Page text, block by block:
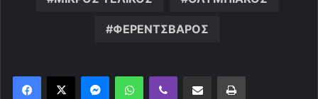
ΦΕΡΕΝΤΣΒΑΡΟΣ
MessengerWhatsAppViber Κοινοποίηση μέσω ηλεκτρονικού ταχυδρομείουΕκτύπωση